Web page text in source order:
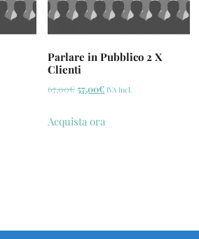
Parlare in Pubblico 2 X
Clienti
67,00€57,00€ IVA Incl.
Acquista ora